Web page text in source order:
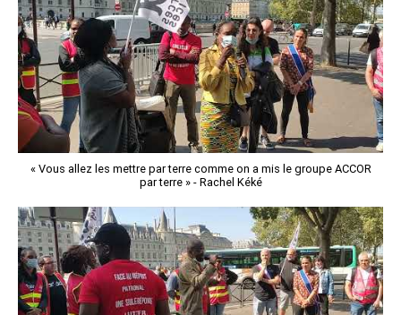
« Vous allez les mettre par terre comme on a mis le groupe ACCOR
par terre » - Rachel Kéké